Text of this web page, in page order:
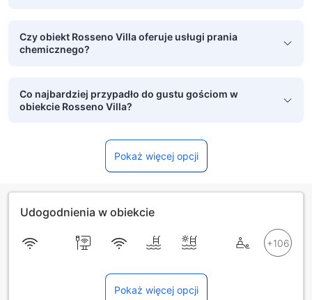
Czy obiekt Rosseno Villa oferuje usługi prania
chemicznego?
Co najbardziej przypadło do gustu gościom w
obiekcie Rosseno Villa?
Pokaż więcej opcji
Udogodnienia w obiekcie
Pokaż więcej opcji